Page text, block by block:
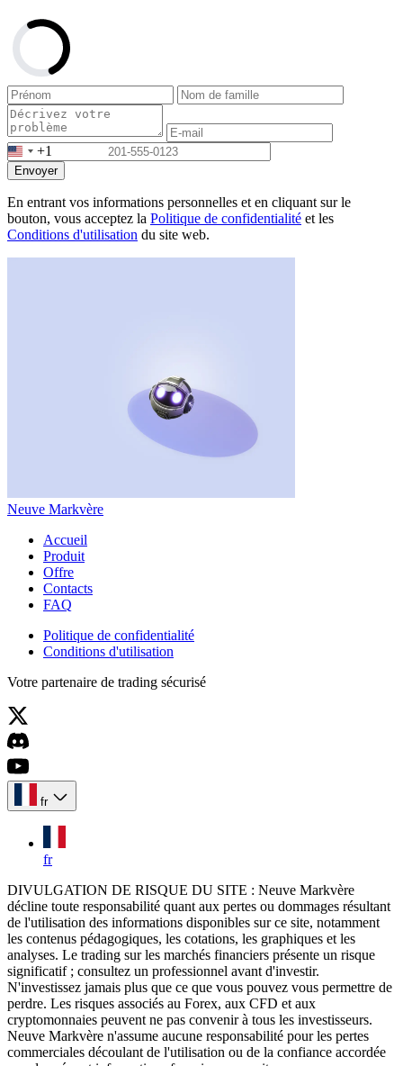
+1
Envoyer
En entrant vos informations personnelles et en cliquant sur le
bouton, vous acceptez la Politique de confidentialité et les
Conditions d'utilisation du site web.
Neuve Markvère
Accueil
Produit
Offre
Contacts
FAQ
Politique de confidentialité
Conditions d'utilisation
Votre partenaire de trading sécurisé
fr
fr
DIVULGATION DE RISQUE DU SITE : Neuve Markvère
décline toute responsabilité quant aux pertes ou dommages résultant
de l'utilisation des informations disponibles sur ce site, notamment
les contenus pédagogiques, les cotations, les graphiques et les
analyses. Le trading sur les marchés financiers présente un risque
significatif ; consultez un professionnel avant d'investir.
N'investissez jamais plus que ce que vous pouvez vous permettre de
perdre. Les risques associés au Forex, aux CFD et aux
cryptomonnaies peuvent ne pas convenir à tous les investisseurs.
Neuve Markvère n'assume aucune responsabilité pour les pertes
commerciales découlant de l'utilisation ou de la confiance accordée